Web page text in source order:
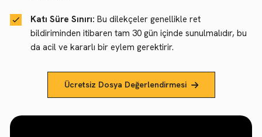
Katı Süre Sınırı: Bu dilekçeler genellikle ret
bildiriminden itibaren tam 30 gün içinde sunulmalıdır, bu
da acil ve kararlı bir eylem gerektirir.
Ücretsiz Dosya Değerlendirmesi